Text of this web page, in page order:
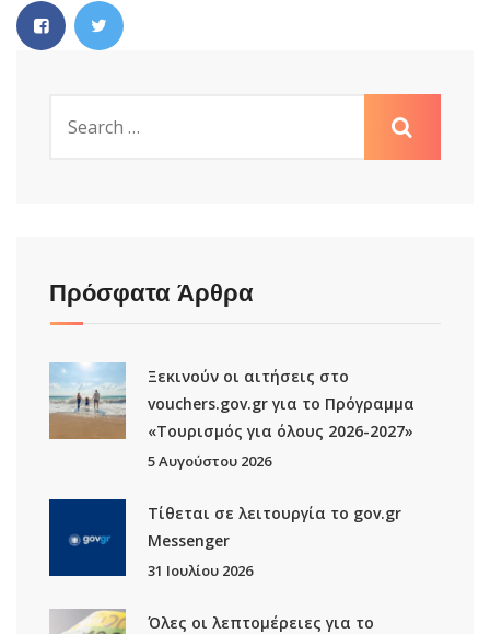
Πρόσφατα Άρθρα
Ξεκινούν οι αιτήσεις στο
vouchers.gov.gr για το Πρόγραμμα
«Τουρισμός για όλους 2026-2027»
5 Αυγούστου 2026
Τίθεται σε λειτουργία το gov.gr
Μessenger
31 Ιουλίου 2026
Όλες οι λεπτομέρειες για το